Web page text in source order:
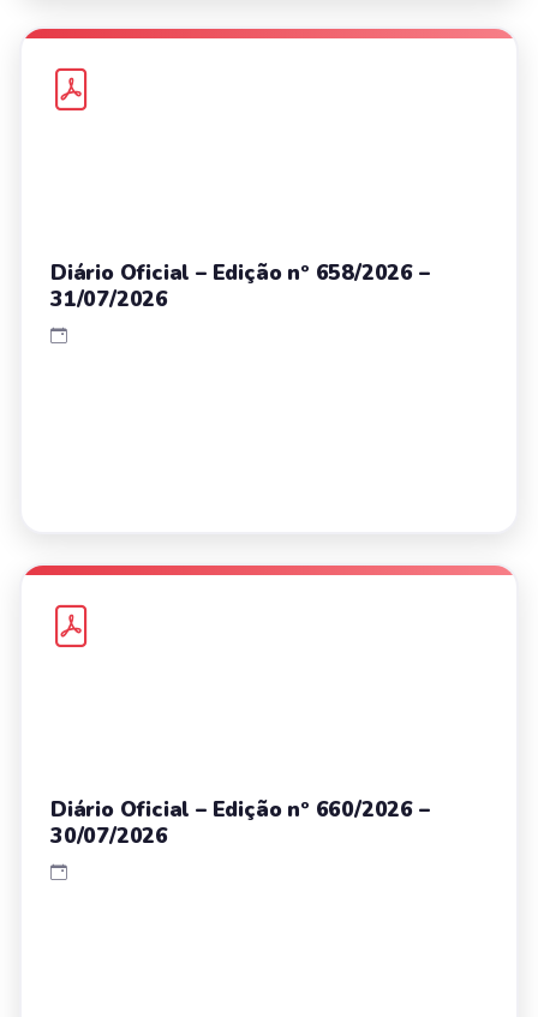
Diário Oficial – Edição nº 658/2026 –
31/07/2026
Diário Oficial – Edição nº 660/2026 –
30/07/2026